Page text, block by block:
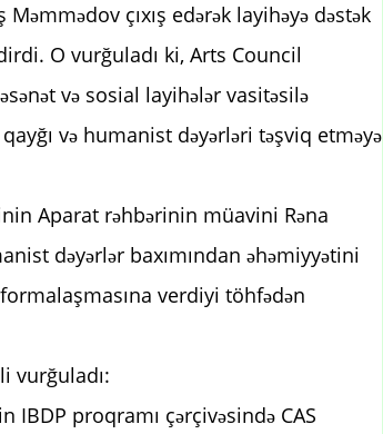
çıxış edərək layihəyə dəstək
O vurğuladı ki, Arts Council
və sosial layihələr vasitəsilə
və humanist dəyərləri təşviq etməyə
Aparat rəhbərinin müavini Rəna
dəyərlər baxımından əhəmiyyətini
verdiyi töhfədən
vurğuladı:
IBDP proqramı çərçivəsində CAS